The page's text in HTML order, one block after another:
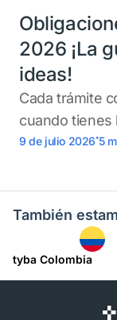
2026 ¡La
ideas!
Cada trámite
cuando tienes
9 de julio 2026.5
También
tyba Colombia